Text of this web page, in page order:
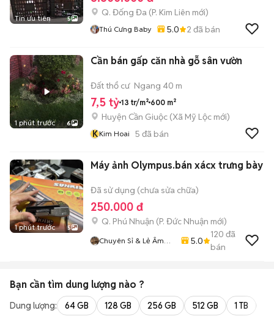
Tin ưu tiên 5
Q. Đống Đa (P. Kim Liên mới)
Thú Cưng Baby 5.0 2 đã bán
1 phút trước 6
Cần bán gấp căn nhà gỗ sân vườn
Đất thổ cư Ngang 40 m
7,5 tỷ 13 tr/m² 600 m²
Huyện Cần Giuộc (Xã Mỹ Lộc mới)
KKim Hoai 5 đã bán
1 phút trước 5
Máy ảnh Olympus.bán xácx trưng bày
Đã sử dụng (chưa sửa chữa)
250.000 đ
Q. Phú Nhuận (P. Đức Nhuận mới)
Chuyên Sỉ & Lẻ Âm
5.0
120 đã
bán
Bạn cần tìm dung lượng nào ?
Dung lượng: 64 GB 128 GB 256 GB 512 GB 1 TB